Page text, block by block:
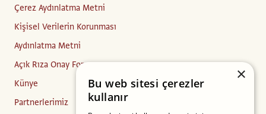
Çerez Aydınlatma Metni
Kişisel Verilerin Korunması
Aydınlatma Metni
Açık Rıza Onay Formu
Künye
Partnerlerimiz
×
Bu web sitesi çerezler
kullanır